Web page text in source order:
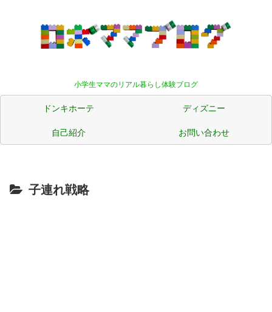
小学生ママのリアル暮らし体験ブログ
ドンキホーテ
ディズニー
自己紹介
お問い合わせ
子連れ戦略